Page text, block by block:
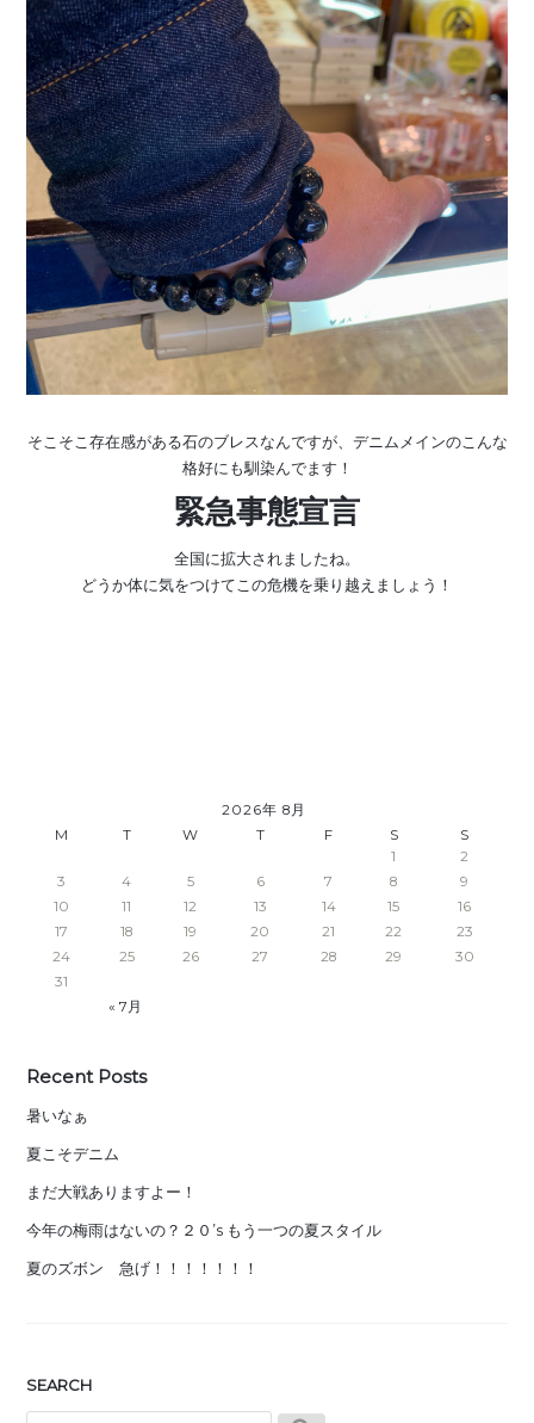
そこそこ存在感がある石のブレスなんですが、デニムメインのこんな
格好にも馴染んでます！
緊急事態宣言
全国に拡大されましたね。
どうか体に気をつけてこの危機を乗り越えましょう！
2026年 8月
M
T W T F S S
« 7月
1
2
3
4 5 6 7 8
9
10
11 12 13 14 15
16
17
18 19 20 21 22
23
24
25 26 27 28 29
30
31
Recent Posts
暑いなぁ
夏こそデニム
まだ大戦ありますよー！
今年の梅雨はないの？２０’s もう一つの夏スタイル
夏のズボン 急げ！！！！！！！
SEARCH